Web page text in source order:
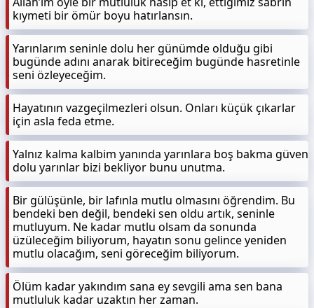
kıymeti bir ömür boyu hatırlansın.
Yarınlarım seninle dolu her günümde olduğu gibi
bugünde adını anarak bitireceğim bugünde hasretinle
seni özleyeceğim.
Hayatının vazgeçilmezleri olsun. Onları küçük çıkarlar
için asla feda etme.
Yalnız kalma kalbim yanında yarınlara boş bakma güven
dolu yarınlar bizi bekliyor bunu unutma.
Bir gülüşünle, bir lafınla mutlu olmasını öğrendim. Bu
bendeki ben değil, bendeki sen oldu artık, seninle
mutluyum. Ne kadar mutlu olsam da sonunda
üzüleceğim biliyorum, hayatın sonu gelince yeniden
mutlu olacağım, seni göreceğim biliyorum.
Ölüm kadar yakındım sana ey sevgili ama sen bana
mutluluk kadar uzaktın her zaman.